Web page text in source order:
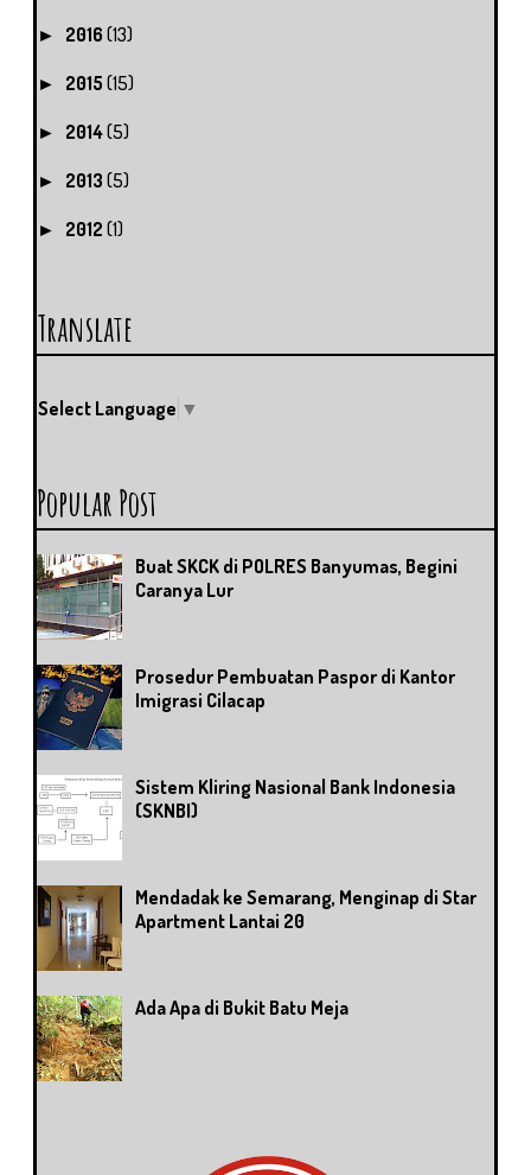
► 2016 (13)
► 2015 (15)
► 2014(5)
► 2013 (5)
► 2012 (1)
Translate
Select Language ▼
Popular Post
Buat SKCK di POLRES Banyumas, Begini
Caranya Lur
Prosedur Pembuatan Paspor di Kantor
Imigrasi Cilacap
Sistem Kliring Nasional Bank Indonesia
(SKNBI)
Mendadak ke Semarang, Menginap di Star
Apartment Lantai 20
Ada Apa di Bukit Batu Meja